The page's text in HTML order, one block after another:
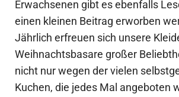
Erwachsenen gibt es ebenfalls
einen kleinen Beitrag erworben
Jährlich erfreuen sich unsere
Weihnachtsbasare großer
nicht nur wegen der vielen
Kuchen, die jedes Mal angeboten